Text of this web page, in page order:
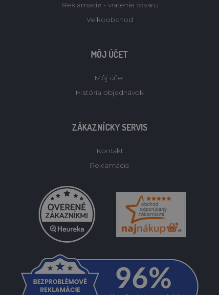
Reklamacie - vratenie tovaru
Velkoobchod
MÔJ ÚČET
Môj účet
História objednávok
ZÁKAZNÍCKY SERVIS
Kontakt
Reklamácie